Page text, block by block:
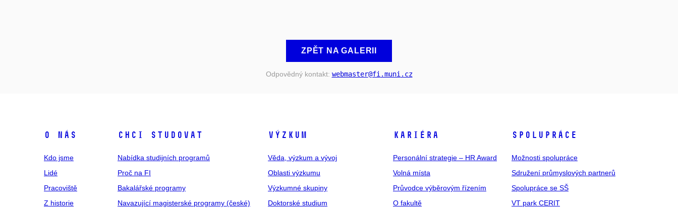
ZPĚT NA GALERII
Odpovědný kontakt: webmaster@fi .muni .cz
O NÁS
Kdo jsme
Lidé
Pracoviště
Z historie
CHCI STUDOVAT
Nabídka studijních programů
Proč na FI
Bakalářské programy
Navazující magisterské programy (české)
VÝZKUM
Věda, výzkum a vývoj
Oblasti výzkumu
Výzkumné skupiny
Doktorské studium
KARIÉRA
Personální strategie – HR Award
Volná místa
Průvodce výběrovým řízením
O fakultě
SPOLUPRÁCE
Možnosti spolupráce
Sdružení průmyslových partnerů
Spolupráce se SŠ
VT park CERIT